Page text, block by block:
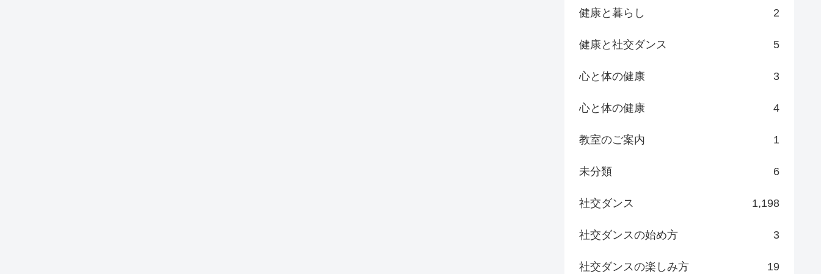
健康と暮らし 2
健康と社交ダンス 5
心と体の健康 3
心と体の健康 4
教室のご案内 1
未分類 6
社交ダンス 1,198
社交ダンスの始め方 3
社交ダンスの楽しみ方 19